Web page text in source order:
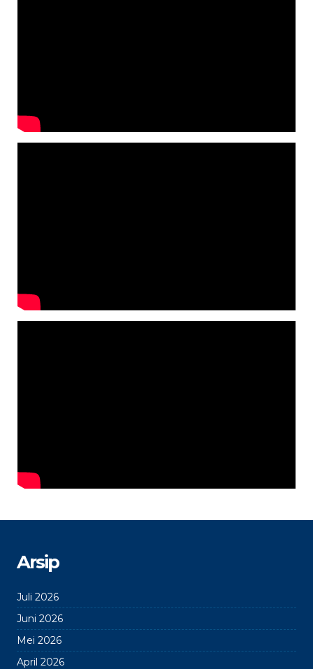
Arsip
Juli 2026
Juni 2026
Mei 2026
April 2026